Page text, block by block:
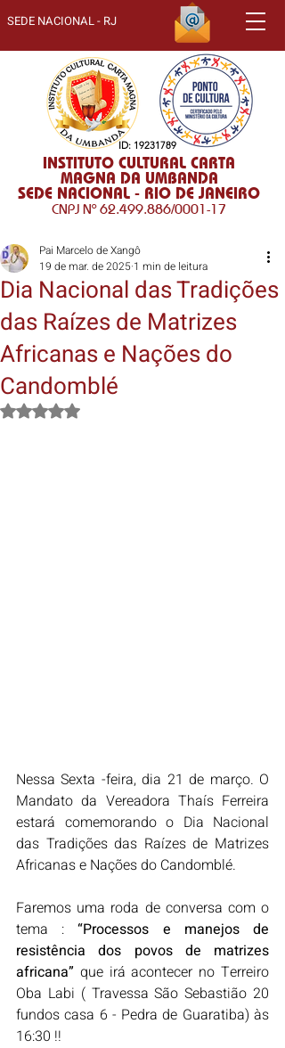
SEDE NACIONAL - RJ
INSTITUTO CULTURAL CARTA
MAGNA DA UMBANDA
SEDE NACIONAL - RIO DE JANEIRO
CNPJ Nº62.499.886/0001-17
ID: 19231789
Dia Nacional das Tradições
das Raízes de Matrizes
Africanas e Nações do
Candomblé
Pai Marcelo de Xangô
19 de mar. de 2025 1 min de leitura
Avaliado com NaN de 5 estrelas.
Nessa Sexta -feira, dia 21 de março. O
Mandato da Vereadora Thaís Ferreira
estará comemorando o Dia Nacional
das Tradições das Raízes de Matrizes
Africanas e Nações do Candomblé.
Faremos uma roda de conversa com o
tema : “Processos e manejos de
resistência dos povos de matrizes
africana” que irá acontecer no Terreiro
Oba Labi ( Travessa São Sebastião 20
fundos casa 6 - Pedra de Guaratiba) às
16:30 !!